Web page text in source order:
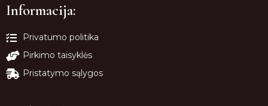
Informacija:
Privatumo politika
Pirkimo taisyklės
Pristatymo sąlygos